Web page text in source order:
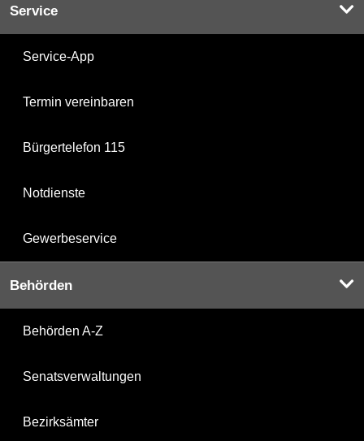
Service
Service-App
Termin vereinbaren
Bürgertelefon 115
Notdienste
Gewerbeservice
Behörden
Behörden A-Z
Senatsverwaltungen
Bezirksämter